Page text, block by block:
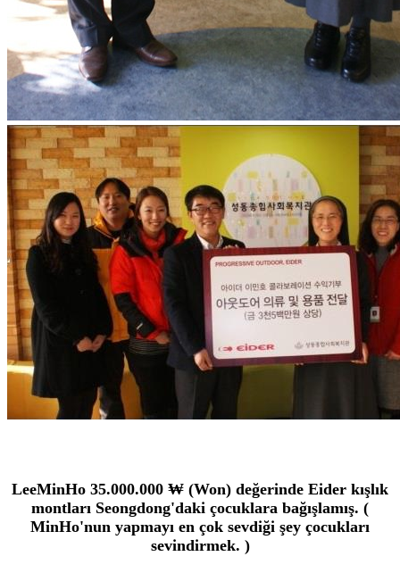
LeeMinHo 35.000.000 ₩ (Won) değerinde Eider kışlık
montları Seongdong'daki çocuklara bağışlamış. (
MinHo'nun yapmayı en çok sevdiği şey çocukları
sevindirmek. )